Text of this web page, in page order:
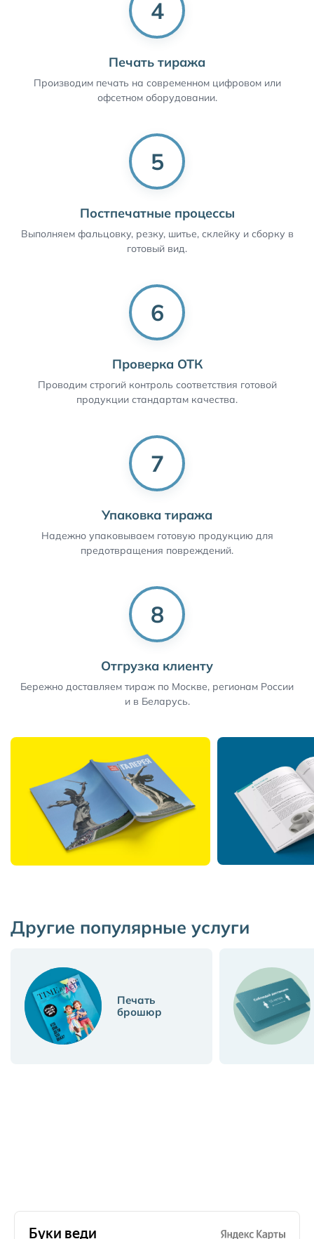
4
Печать тиража
Производим печать на современном цифровом или
офсетном оборудовании.
5
Постпечатные процессы
Выполняем фальцовку, резку, шитье, склейку и сборку в
готовый вид.
6
Проверка ОТК
Проводим строгий контроль соответствия готовой
продукции стандартам качества.
7
Упаковка тиража
Надежно упаковываем готовую продукцию для
предотвращения повреждений.
8
Отгрузка клиенту
Бережно доставляем тираж по Москве, регионам России
и в Беларусь.
Другие популярные услуги
Печать
брошюр